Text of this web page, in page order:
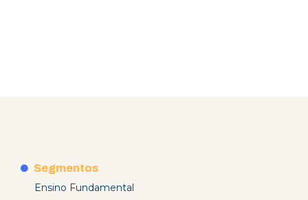
Segmentos
Ensino Fundamental